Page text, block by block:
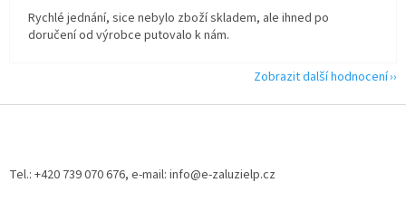
Rychlé jednání, sice nebylo zboží skladem, ale ihned po
doručení od výrobce putovalo k nám.
Zobrazit další hodnocení
Tel.: +420 739 070 676, e-mail: info@e-zaluzielp.cz